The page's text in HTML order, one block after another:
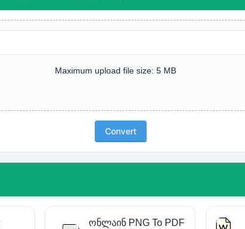
Maximum upload file size: 5 MB
Convert
ონლაინ PNG To PDF